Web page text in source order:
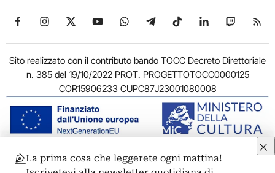
Seguici su Facebook
Seguici su Instagram
Seguici su X
Seguici su YouTube
Seguici su WhatsApp
Seguici su Telegram
Seguici su TikTok
Seguici su
Seguici
Sito realizzato con il contributo bando TOCC Decreto Direttoriale
n. 385 del 19/10/2022 PROT. PROGETTOTOCC0000125
COR15906233 CUPC87J23001080008
© 2011-2026 ARTRIBUNE srl – Corso Vittorio Emanuele II, 287 –
La prima cosa che leggerete ogni mattina!